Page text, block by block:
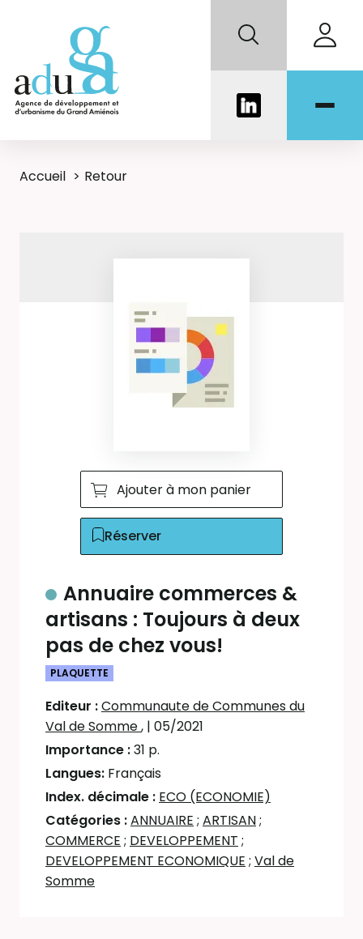
Accueil Retour
Ajouter à mon panier
Réserver
Annuaire commerces &
artisans : Toujours à deux
pas de chez vous!
PLAQUETTE
Editeur :Communaute de Communes du
Val de Somme, | 05/2021
Importance :31 p.
Langues: Français
Index. décimale : ECO (ECONOMIE)
Catégories :ANNUAIRE ; ARTISAN;
COMMERCE ; DEVELOPPEMENT ;
DEVELOPPEMENT ECONOMIQUE ; Val de
Somme